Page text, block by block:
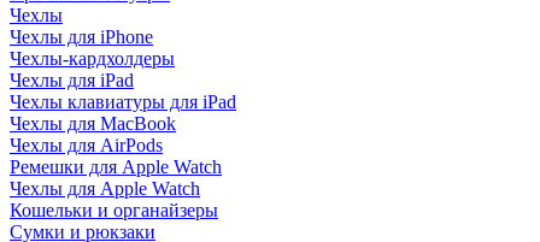
Чехлы
Чехлы для iPhone
Чехлы-кардхолдеры
Чехлы для iPad
Чехлы клавиатуры для iPad
Чехлы для MacBook
Чехлы для AirPods
Ремешки для Apple Watch
Чехлы для Apple Watch
Кошельки и органайзеры
Сумки и рюкзаки